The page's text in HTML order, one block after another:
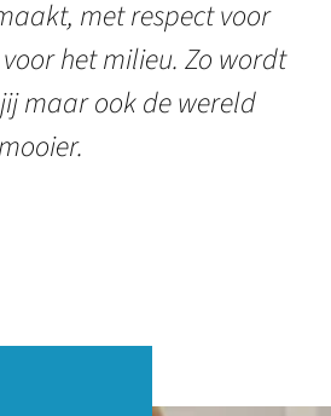
met respect voor
het milieu. Zo wordt
maar ook de wereld